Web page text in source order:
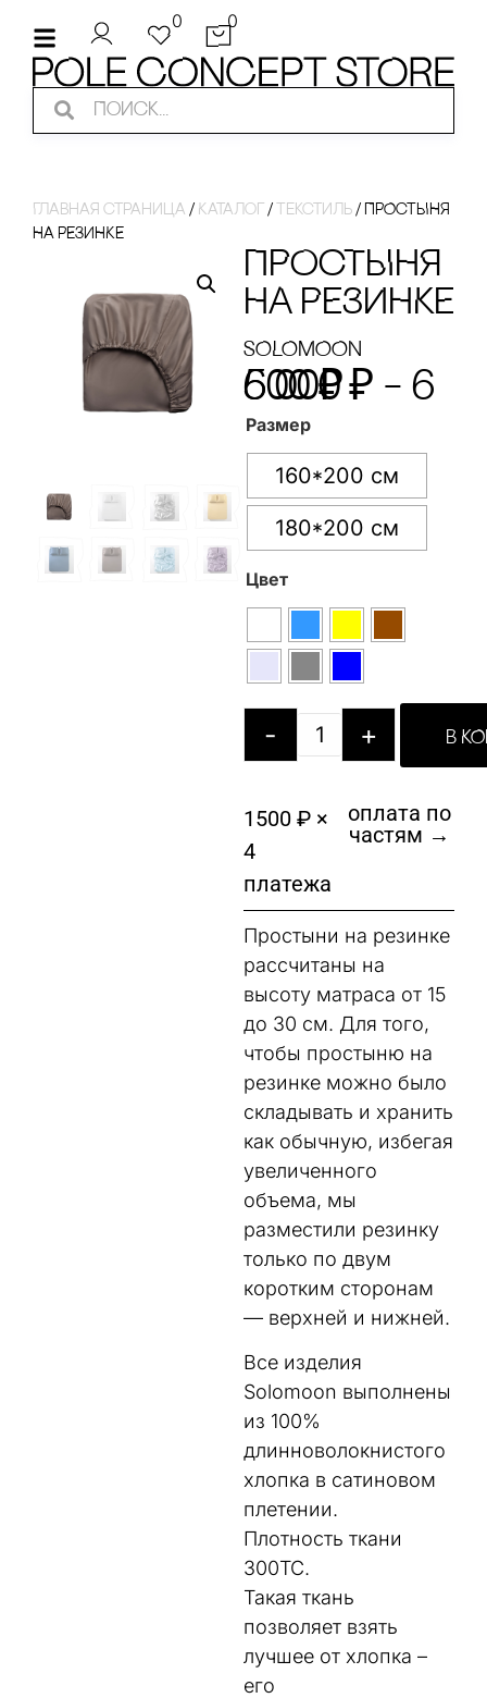
0 0
Главная страница / Каталог / Текстиль / ПРОсТЫНЯ
НА РЕЗИНКЕ
ПРОсТЫНЯ
НА РЕЗИНКЕ
SOLOMOON
6 000₽ –
6 500₽
Размер
160*200 см
180*200 см
Цвет
- + В
1500 ₽ ×
4
платежа
оплата по
частям →
Простыни на резинке
рассчитаны на
высоту матраса от 15
до 30 см. Для того,
чтобы простыню на
резинке можно было
складывать и хранить
как обычную, избегая
увеличенного
объема, мы
разместили резинку
только по двум
коротким сторонам
— верхней и нижней.
Все изделия
Solomoon выполнены
из 100%
длинноволокнистого
хлопка в сатиновом
плетении.
Плотность ткани
300TC.
Такая ткань
позволяет взять
лучшее от хлопка –
его